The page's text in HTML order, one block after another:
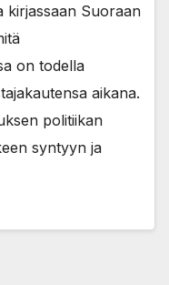
kirjassaan Suoraan
on todella
aikana.
politiikan
syntyyn ja